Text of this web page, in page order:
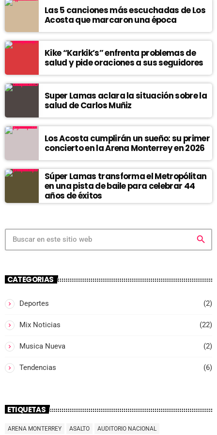
Las 5 canciones más escuchadas de Los
Acosta que marcaron una época
Kike “Karkik’s” enfrenta problemas de
salud y pide oraciones a sus seguidores
Super Lamas aclara la situación sobre la
salud de Carlos Muñiz
Los Acosta cumplirán un sueño: su primer
concierto en la Arena Monterrey en 2026
Súper Lamas transforma el Metropólitan
en una pista de baile para celebrar 44
años de éxitos
search
CATEGORIAS
Deportes (2)
Mix Noticias (22)
Musica Nueva (2)
Tendencias (6)
ETIQUETAS
ARENA MONTERREY ASALTO AUDITORIO NACIONAL